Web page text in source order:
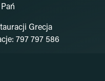
Grecja
797 797 586